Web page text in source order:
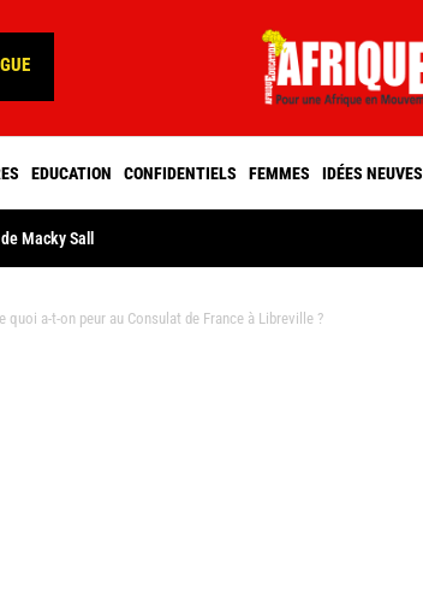
EDUCATION CONFIDENTIELS FEMMES IDÉES NEUVES
Macky Sall
quoi a-t-on peur au Consulat de France à Libreville ?